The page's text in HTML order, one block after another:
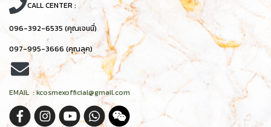
สบายผิว ไม่เหนียวเหนอะหนะ และ
ไม่ทิ้งคราบขาว สามารถฉีดทับ
เมคอัพระหว่างวันได้โดยไม่ทำให้
เครื่องสำอางเลอะ
CALL CENTER :
096-392-6535 (คุณเจนนี่)
097-995-3666 (คุณลุค)
EMAIL : kcosmexofficial@gmail.com